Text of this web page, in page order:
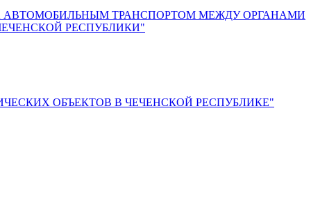
АВТОМОБИЛЬНЫМ ТРАНСПОРТОМ МЕЖДУ ОРГАНАМИ
РЕСПУБЛИКИ"
ОБЪЕКТОВ В ЧЕЧЕНСКОЙ РЕСПУБЛИКЕ"